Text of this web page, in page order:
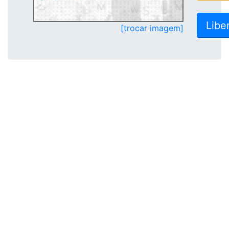
[trocar imagem]